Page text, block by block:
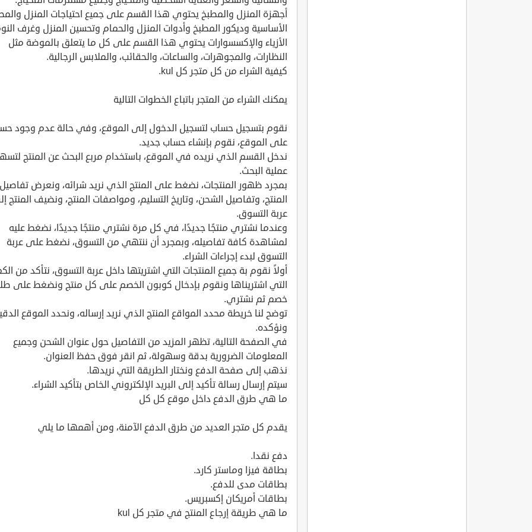
أجهزة المنزل والمطبخ يحتوي هذا القسم على جميع احتياجات المنزل
الأساسية وديكور المطبخ وأدوات المنزل والحمام وتحسين المنزل وغرف
الأزياء والإكسسوارات يحتوي هذا القسم على كل ما يتعلق بالموضة مثل
النظارات، والمجوهرات، والساعات، والحقائب، والملابس الرجالية.
كيفية الشراء من كل متجر كل kul.
يمكنك الشراء من المتجر باتباع الخطوات التالية
نقوم بتسجيل حساب لتسجيل الدخول إلى الموقع، وفي حالة عدم وجود
على الموقع، نقوم بإنشاء حساب جديد.
ندخل القسم الذي نريده في الموقع، باستخدام مربع البحث عن المنتج
عملية البحث.
بمجرد ظهور المنتجات، نضغط على المنتج الذي نريد شرائه، ونعرض تفاصيل
المنتج، وتفاصيل الشحن، وتاريخ التسليم، ومواصفات المنتج، ونضيف المنتج
عربة التسوق.
وعندما نشتري منتجًا جديدًا، في كل مرة نشتري منتجًا جديدًا، نضغط عليه
لمشاهدة كافة تفاصيله، وبمجرد أن ننتهي من التسوق، نضغط على عربة
التسوق لبدء إجراءات الشراء.
أولاً نقوم بة جميع المنتجات التي اشتريتها داخل عربة التسوق، نتأكد من
التي اشتريناها ونقوم بإدخال كوبون الخصم على كل منتج ونضغط على
خصم ثم نشتري.
توضح لنا خريطة محدد المواقع المنتج الذي نريد إرساله، ونحدد الموقع
ونؤكده.
في الصفحة التالية، تظهر المزيد من التفاصيل حول عنوان الشحن وجميع
المعلومات الضرورية بدقة وسهولة، ثم انقر فوق حفظ العنوان.
نذهب إلى صفحة الدفع ونختار الطريقة التي نريدها.
سيتم إرسال رسالة تأكيد إلى البريد الإلكتروني الخاص بتأكيد الشراء.
ما هي طرق الدفع داخل موقع كل كل
يقدم كل متجر العديد من طرق الدفع الآمنة، ومن أهمها ما يلي
دفع نقدا.
بطاقة فيزا وماستر كارد.
بطاقات مدى للدفع.
بطاقات أمريكان إكسبريس.
ما هي طريقة إرجاع المنتج في متجر كل kul